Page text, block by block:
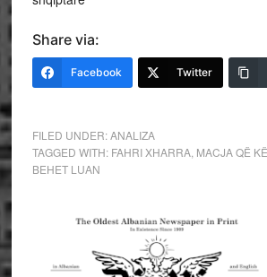
Share via:
Facebook Twitter
FILED UNDER:ANALIZA
TAGGED WITH: FAHRI XHARRA, MACJA QË
BEHET LUAN